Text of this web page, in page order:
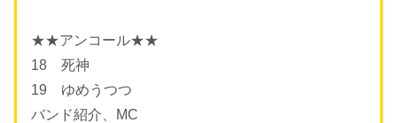
★★アンコール★★
18 死神
19 ゆめうつつ
バンド紹介、MC